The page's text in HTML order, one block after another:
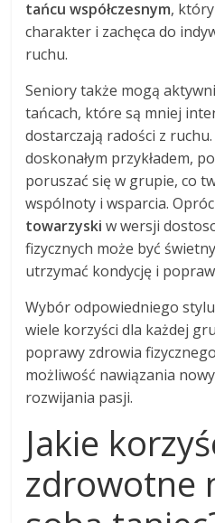
tańcu współczesnym,
charakter i zachęca do
ruchu.
Seniory także mogą
tańcach, które są mniej
dostarczają radości z ruchu.
doskonałym przykładem,
poruszać się w grupie, co
wspólnoty i wsparcia.
towarzyski w wersji
fizycznych może być
utrzymać kondycję i
Wybór odpowiedniego
wiele korzyści dla każdej
poprawy zdrowia
możliwość nawiązania
rozwijania pasji.
Jakie
zdrowotne